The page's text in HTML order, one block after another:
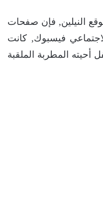
النيلين, فإن صفحات
فيسبوك, كانت
المطربة الملقبة